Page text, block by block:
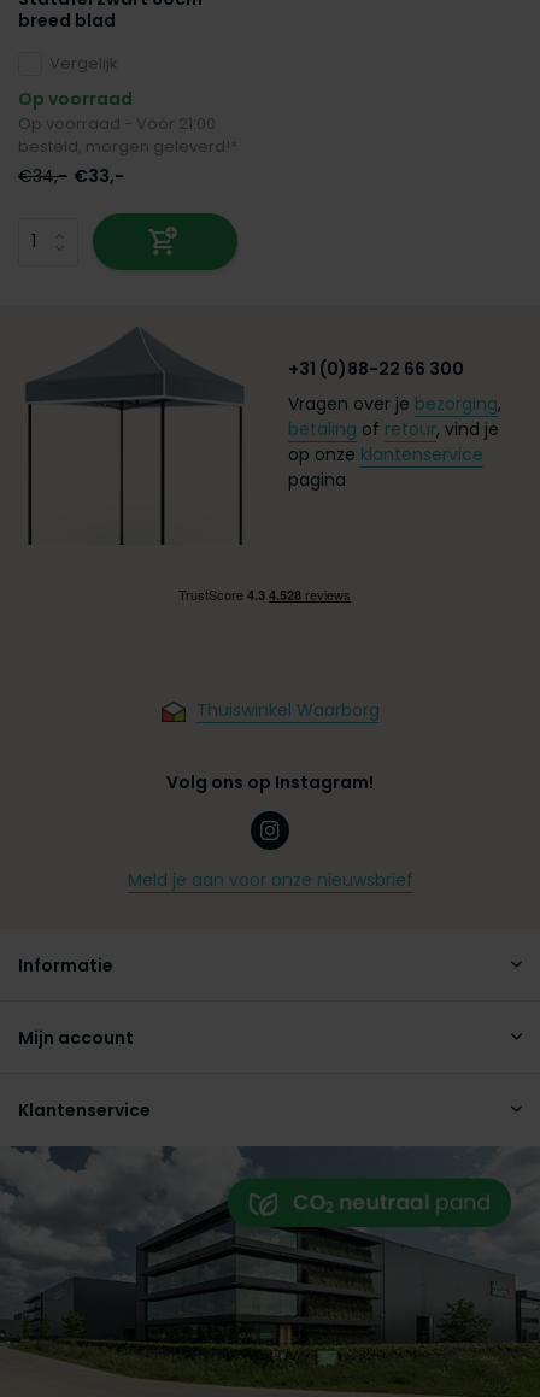
breed blad
Vergelijk
Op voorraad
Op voorraad - Vóór 21:00
besteld, morgen geleverd!*
€34,- €33,-
+31 (0)88-22 66 300
Vragen over je bezorging,
betaling of retour, vind je
op onze klantenservice
pagina
Thuiswinkel Waarborg
Volg ons op Instagram!
Meld je aan voor onze nieuwsbrief
Informatie
Mijn account
Klantenservice